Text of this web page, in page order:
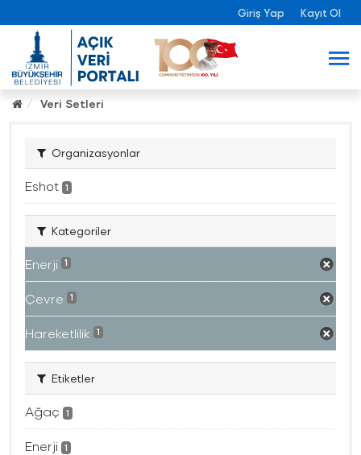
Giriş Yap Kayıt Ol
Veri Setleri
Organizasyonlar
Eshot 1
Kategoriler
Enerji 1
Çevre 1
Hareketlilik 1
Etiketler
Ağaç 1
Enerji 1